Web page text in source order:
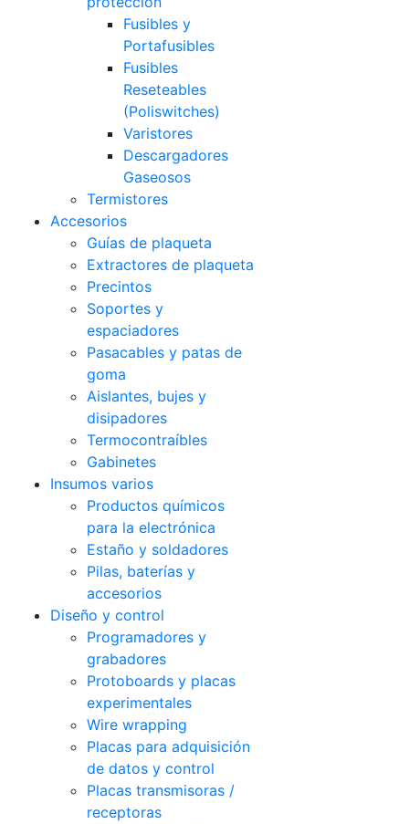
Fusibles y
Portafusibles
Fusibles
Reseteables
(Poliswitches)
Varistores
Descargadores
Gaseosos
Termistores
Accesorios
Guías de plaqueta
Extractores de plaqueta
Precintos
Soportes y
espaciadores
Pasacables y patas de
goma
Aislantes, bujes y
disipadores
Termocontraíbles
Gabinetes
Insumos varios
Productos químicos
para la electrónica
Estaño y soldadores
Pilas, baterías y
accesorios
Diseño y control
Programadores y
grabadores
Protoboards y placas
experimentales
Wire wrapping
Placas para adquisición
de datos y control
Placas transmisoras /
receptoras